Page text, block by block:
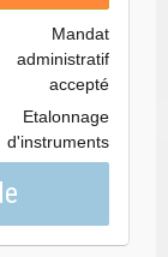
Mandat
administratif
accepté
Etalonnage
d'instruments